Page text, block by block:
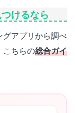
けるなら
グアプリから調べ
ちらの総合ガイ